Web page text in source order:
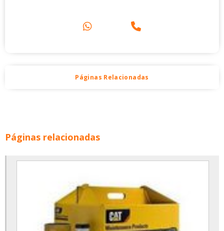
Páginas Relacionadas
Páginas relacionadas